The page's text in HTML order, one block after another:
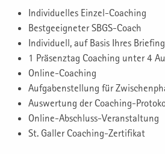
Individuelles Einzel-Coaching
Bestgeeigneter SBGS-Coach
Individuell, auf Basis Ihres
1 Präsenztag Coaching unter 4
Online-Coaching
Aufgabenstellung für
Auswertung der Coaching-
Online-Abschluss-Veranstaltung
St. Galler Coaching-Zertifikat